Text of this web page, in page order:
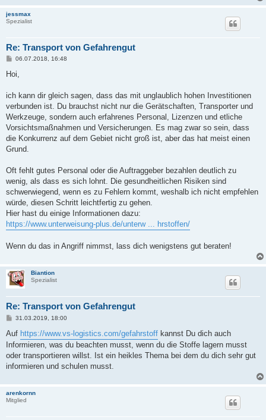
jessmax
Spezialist
Re: Transport von Gefahrengut
B
i
a
06.07.2018, 16:48
Hoi,
ich kann dir gleich sagen, dass das mit unglaublich hohen Investitionen
verbunden ist. Du brauchst nicht nur die Gerätschaften, Transporter und
Werkzeuge, sondern auch erfahrenes Personal, Lizenzen und etliche
Vorsichtsmaßnahmen und Versicherungen. Es mag zwar so sein, dass
die Konkurrenz auf dem Gebiet nicht groß ist, aber das hat meist einen
Grund.
Oft fehlt gutes Personal oder die Auftraggeber bezahlen deutlich zu
wenig, als dass es sich lohnt. Die gesundheitlichen Risiken sind
schwerwiegend, wenn es zu Fehlern kommt, weshalb ich nicht empfehlen
würde, diesen Schritt leichtfertig zu gehen.
Hier hast du einige Informationen dazu:
https://www.unterweisung-plus.de/unterw ... hrstoffen/
Wenn du das in Angriff nimmst, lass dich wenigstens gut beraten!
Biantion
Spezialist
Re: Transport von Gefahrengut
B
r
a
g
31.03.2019, 18:00
Auf https://www.vs-logistics.com/gefahrstoff kannst Du dich auch
Informieren, was du beachten musst, wenn du die Stoffe lagern musst
oder transportieren willst. Ist ein heikles Thema bei dem du dich sehr gut
informieren und schulen musst.
arenkornn
Mitglied